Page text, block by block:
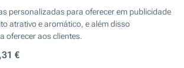
personalizadas para oferecer em publicidade
atrativo e aromático, e além disso
oferecer aos clientes.
€